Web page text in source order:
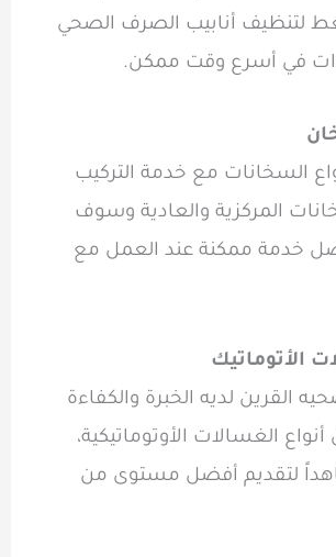
لتنظيف أنابيب الصرف الصحي
في أسرع وقت ممكن.
السخانات مع خدمة التركيب
المركزية والعادية وسوف
خدمة ممكنة عند العمل مع
الأتوماتيك
القرين لديه الخبرة والكفاءة
الغسالات الأوتوماتيكية،
لتقديم أفضل مستوى من